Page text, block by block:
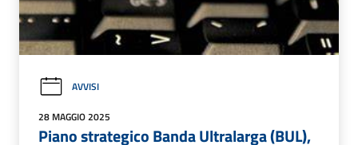
AVVISI
28 MAGGIO 2025
Piano strategico Banda Ultralarga (BUL),